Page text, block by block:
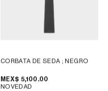
CORBATA DE SEDA ; NEGRO
MEX$ 5,100.00
NOVEDAD